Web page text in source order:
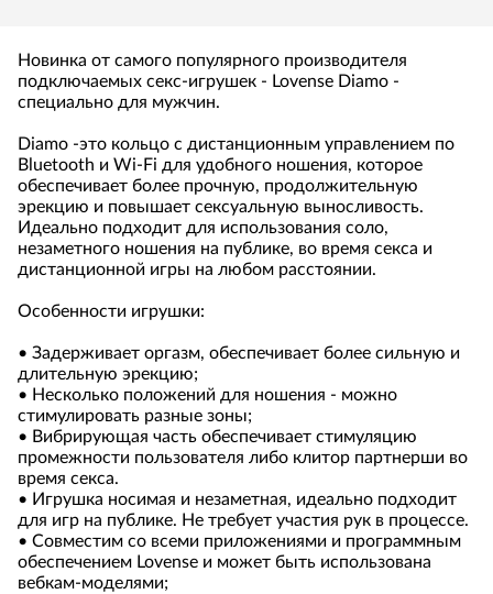
Новинка от самого популярного производителя
подключаемых секс-игрушек - Lovense Diamo -
специально для мужчин.
Diamo -это кольцо с дистанционным управлением по
Bluetooth и Wi-Fi для удобного ношения, которое
обеспечивает более прочную, продолжительную
эрекцию и повышает сексуальную выносливость.
Идеально подходит для использования соло,
незаметного ношения на публике, во время секса и
дистанционной игры на любом расстоянии.
Особенности игрушки:
• Задерживает оргазм, обеспечивает более сильную и
длительную эрекцию;
• Несколько положений для ношения - можно
стимулировать разные зоны;
• Вибрирующая часть обеспечивает стимуляцию
промежности пользователя либо клитор партнерши во
время секса.
• Игрушка носимая и незаметная, идеально подходит
для игр на публике. Не требует участия рук в процессе.
• Совместим со всеми приложениями и программным
обеспечением Lovense и может быть использована
вебкам-моделями;